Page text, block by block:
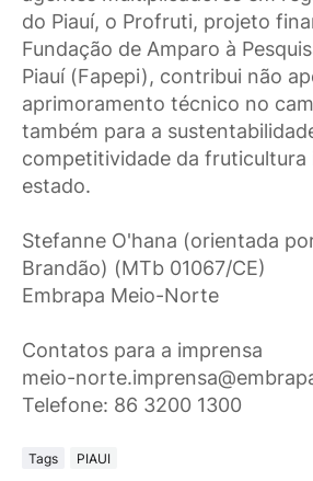
do Piauí, o Profruti, projeto
Fundação de Amparo à
Piauí (Fapepi), contribui não
aprimoramento técnico no
também para a
competitividade da fruticultura
estado.
Stefanne O'hana (orientada
Brandão) (MTb 01067/CE)
Embrapa Meio-Norte
Contatos para a imprensa
meio-
Telefone: 86 3200 1300
Tags PIAUI